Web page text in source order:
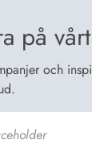
på
och